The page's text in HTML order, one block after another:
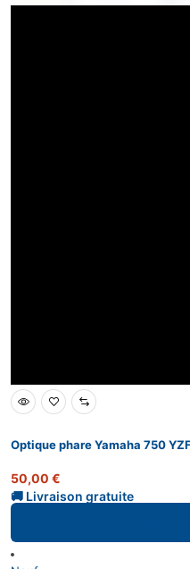
Optique phare Yamaha 750
50,00 €